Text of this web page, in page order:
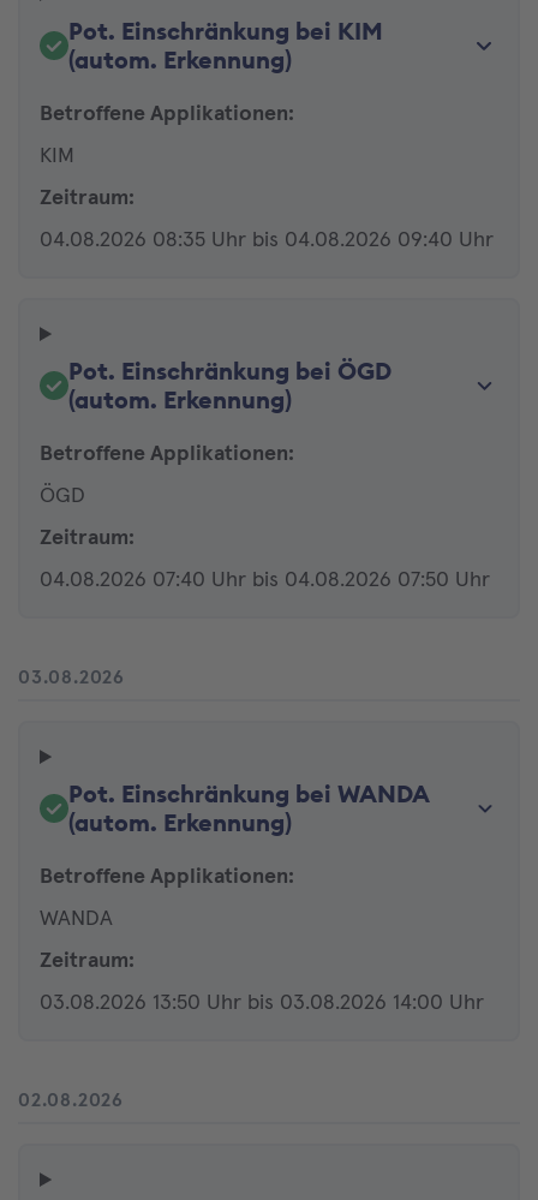
Pot. Einschränkung bei KIM
(autom. Erkennung)
Betroffene Applikationen:
KIM
Zeitraum:
04.08.2026 08:35 Uhr bis 04.08.2026 09:40 Uhr
Pot. Einschränkung bei ÖGD
(autom. Erkennung)
Betroffene Applikationen:
ÖGD
Zeitraum:
04.08.2026 07:40 Uhr bis 04.08.2026 07:50 Uhr
03.08.2026
Pot. Einschränkung bei WANDA
(autom. Erkennung)
Betroffene Applikationen:
WANDA
Zeitraum:
03.08.2026 13:50 Uhr bis 03.08.2026 14:00 Uhr
02.08.2026